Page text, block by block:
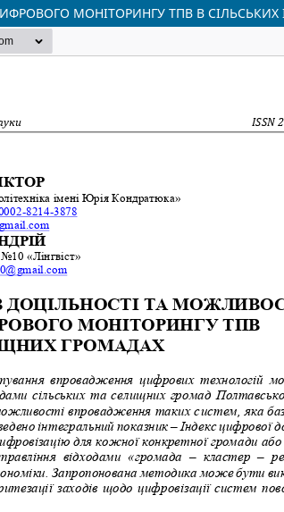
МОНІТОРИНГУ ТПВ В СІЛЬСЬКИХ